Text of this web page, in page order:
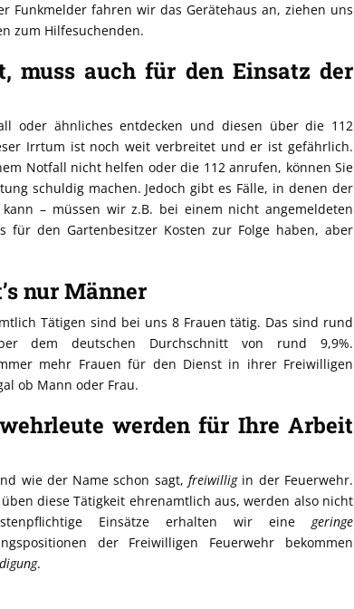
Funkmelder fahren wir das Gerätehaus an, ziehen uns
zum Hilfesuchenden.
muss auch für den Einsatz der
oder ähnliches entdecken und diesen über die 112
Irrtum ist noch weit verbreitet und er ist gefährlich.
Notfall nicht helfen oder die 112 anrufen, können Sie
schuldig machen. Jedoch gibt es Fälle, in denen der
– müssen wir z.B. bei einem nicht angemeldeten
für den Gartenbesitzer Kosten zur Folge haben, aber
nur Männer
Tätigen sind bei uns 8 Frauen tätig. Das sind rund
dem deutschen Durchschnitt von rund 9,9%.
mehr Frauen für den Dienst in ihrer Freiwilligen
ob Mann oder Frau.
werden für Ihre Arbeit
wie der Name schon sagt,freiwillig in der Feuerwehr.
diese Tätigkeit ehrenamtlich aus, werden also nicht
Einsätze erhalten wir eine geringe
der Freiwilligen Feuerwehr bekommen
.